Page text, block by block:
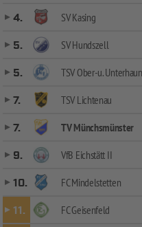
4.
SV Kasing
5.
SV Hundszell
5.
TSV Ober-u.
7.
TSV Lichtenau
7.
TV Münchsmünster
9.
VfB Eichstätt II
10.
FC Mindelstetten
11.
FC Geisenfeld